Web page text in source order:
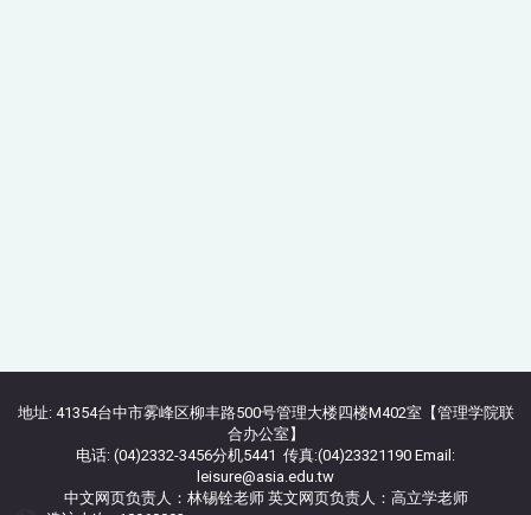
地址: 41354台中市雾峰区柳丰路500号管理大楼四楼M402室【管理学院联
合办公室】
电话: (04)2332-3456分机5441 传真:(04)23321190 Email:
leisure@asia.edu.tw
中文网页负责人：林锡铨老师 英文网页负责人：高立学老师